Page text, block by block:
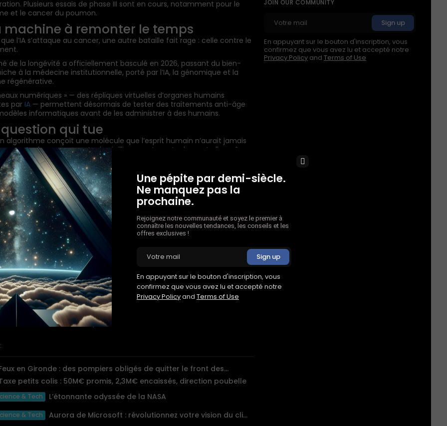
JOIN OUR COMMUNITY
En appuyant sur le bouton d'inscription, vous
confirmez que vous avez lu et accepté notre
Privacy Policy and Terms of Use
Plusieurs essais de phase III sont en cours, notamment pour le
et le cancer du poumon.
machine à remonter le temps
l’IA s’attaque au cancer, une autre bataille fait rage : celle contre le
de la longévité a officiellement basculé en 2026, passant du bien-
à la médecine institutionnelle, porté par l’IA, la génomique et la
régénérative.
numériques » — des répliques virtuelles d’organes humains
par IA — permettent désormais de tester des traitements anti-âge
informatiques avant de les administrer à des humains.
question qui tue
algorithme conçoit une molécule que l’esprit humain n’aurait jamais
— contre le cancer, contre le vieillissement, contre la mort elle-même
elle ?
Labs a ouvert une porte. Takeda, Lilly, Novartis, Dana-Farber, City of
derrière. Les investisseurs ont mis 200 milliards de dollars sur la
désormais concevoir des médicaments que la nature n’a jamais
», a déclaré un chercheur. « La question, c’est : sommes-nous prêts à
? »
à Londres
à King’s Cross. La molécule qu’ils ont regardée naître ce matin est
vers un laboratoire clinique, où elle sera testée sur des cellules
pour la première fois.
côté de l’Atlantique, un patient atteint d’un cancer du pancréas signe
pour un essai de phase III. À San Francisco, une clinique de
l’ADN d’un client de 67 ans. À Singapour, un jumeau numérique
humain teste une molécule que personne n’a encore fabriquée.
tourne. Il ne s’arrêtera pas.
en Gironde : des pompiers obligés de quitter le front des...
petits colis : 50M€ promis, 2,3M€ encaissés, direction poubelle
& Tech L’étonnante odyssée de la NASA
& Tech Aurora de Microsoft : révolutionnez votre vision du climat!
Une pépite par demi-siècle.
Ne manquez pas la
prochaine.
Rejoignez notre communauté et soyez le premier à
connaître les nouvelles tendances, les conseils et les
offres exclusives !
En appuyant sur le bouton d'inscription, vous
confirmez que vous avez lu et accepté notre
Privacy Policyand Terms of Use
×